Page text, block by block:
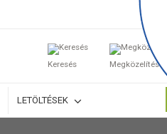
Keresés Megközelítés
LETÖLTÉSEK